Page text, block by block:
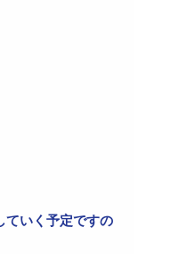
ていく予定ですの